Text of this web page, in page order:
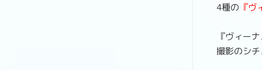
4種の 『
『ヴィー
撮影のシ